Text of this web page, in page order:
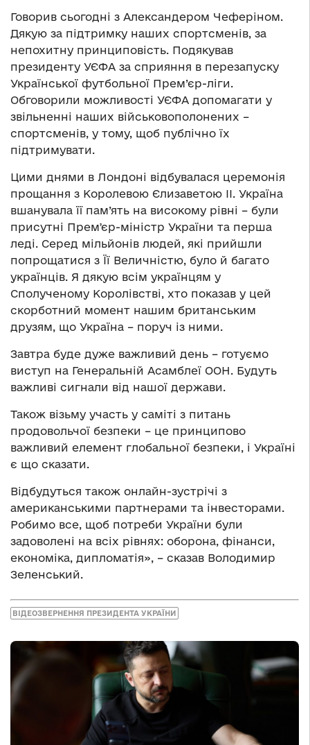
Говорив сьогодні з Александером Чеферіном.
Дякую за підтримку наших спортсменів, за
непохитну принциповість. Подякував
президенту УЄФА за сприяння в перезапуску
Української футбольної Прем’єр-ліги.
Обговорили можливості УЄФА допомагати у
звільненні наших військовополонених –
спортсменів, у тому, щоб публічно їх
підтримувати.
Цими днями в Лондоні відбувалася церемонія
прощання з Королевою Єлизаветою ІІ. Україна
вшанувала її пам’ять на високому рівні – були
присутні Премʼєр-міністр України та перша
леді. Серед мільйонів людей, які прийшли
попрощатися з Її Величністю, було й багато
українців. Я дякую всім українцям у
Сполученому Королівстві, хто показав у цей
скорботний момент нашим британським
друзям, що Україна – поруч із ними.
Завтра буде дуже важливий день – готуємо
виступ на Генеральній Асамблеї ООН. Будуть
важливі сигнали від нашої держави.
Також візьму участь у саміті з питань
продовольчої безпеки – це принципово
важливий елемент глобальної безпеки, і Україні
є що сказати.
Відбудуться також онлайн-зустрічі з
американськими партнерами та інвесторами.
Робимо все, щоб потреби України були
задоволені на всіх рівнях: оборона, фінанси,
економіка, дипломатія», – сказав Володимир
Зеленський.
ВІДЕОЗВЕРНЕННЯ ПРЕЗИДЕНТА УКРАЇНИ